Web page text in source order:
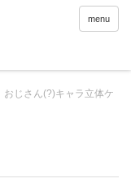
menu
おじさん(?)キャラ立体ケ